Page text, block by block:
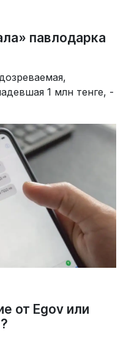
павлодарка
1 млн тенге, -
от Egov или